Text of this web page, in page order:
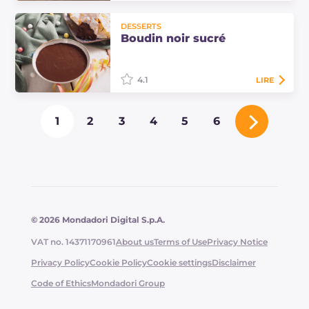
sont un deuxième plat crémeux et
aromatique qui enrichira le goût de
DESSERTS
Boudin noir sucré
Le boudin noir sucré est une recette
typique de Carnaval : une crème au
chocolat soyeuse et épicée, parfaite
4.1 LIRE
1 2 3 4 5 6
© 2026 Mondadori Digital S.p.A.
VAT no. 14371170961About usTerms of UsePrivacy Notice
Privacy PolicyCookie PolicyCookie settingsDisclaimer
Code of EthicsMondadori Group